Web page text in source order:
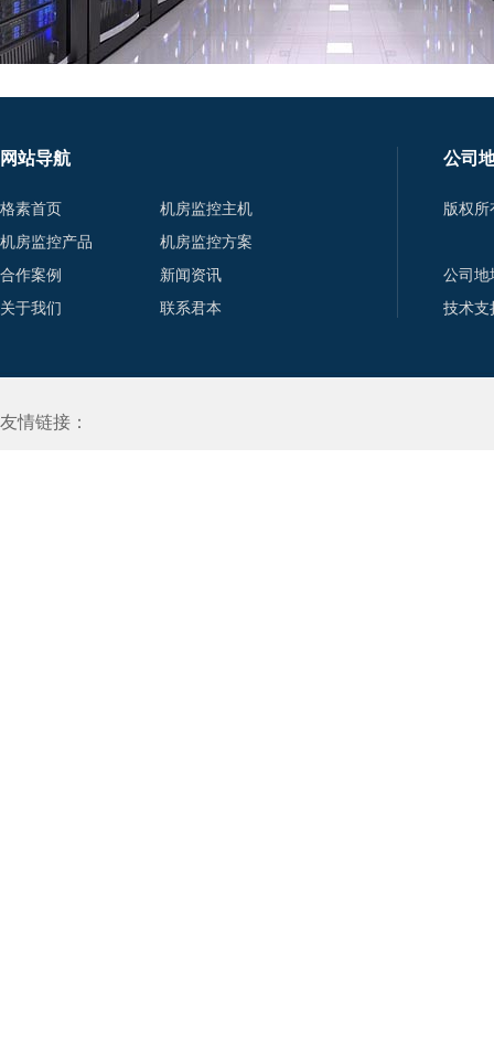
网站导航
格素首页
机房监控主机
机房监控产品
机房监控方案
合作案例
新闻资讯
关于我们
联系君本
公司
版权所
公司地
技术支
友情链接：